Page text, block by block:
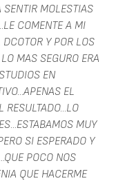
SENTIR MOLESTIAS
COMENTE A MI
Y POR LOS
MAS SEGURO ERA
EN
EL
RESULTADO...LO
MUY
SI ESPERADO Y
POCO NOS
QUE HACERME